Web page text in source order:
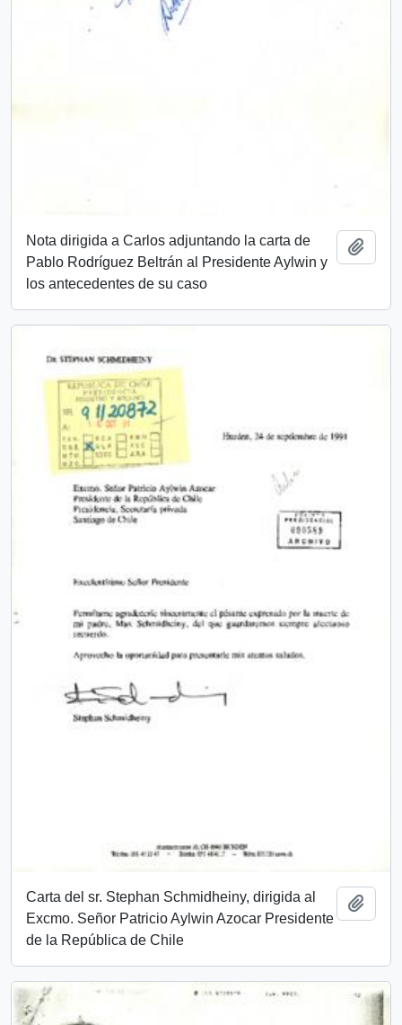
Nota dirigida a Carlos adjuntando la carta de
Pablo Rodríguez Beltrán al Presidente Aylwin y
los antecedentes de su caso
Carta del sr. Stephan Schmidheiny, dirigida al
Excmo. Señor Patricio Aylwin Azocar Presidente
de la República de Chile